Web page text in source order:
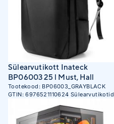
Sülearvutikott Inateck
BP06003 25 l Must, Hall
Tootekood: BP06003_GRAYBLACK
GTIN:6976521110624 Sülearvutikotid